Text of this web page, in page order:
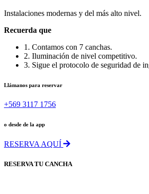
Instalaciones modernas y del más alto nivel.
Recuerda que
1. Contamos con 7 canchas.
2. Iluminación de nivel competitivo.
3. Sigue el protocolo de seguridad de
Llámanos para reservar
+569 3117 1756
o desde de la app
RESERVA AQUÍ
RESERVA TU CANCHA